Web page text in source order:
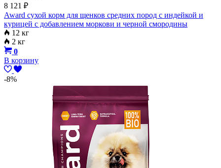
8 121 ₽
Award сухой корм для щенков средних пород с индейкой и
курицей с добавлением моркови и черной смородины
12 кг
2 кг
0
В корзину
-8%